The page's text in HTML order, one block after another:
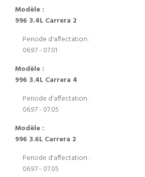
Modèle :
996 3.4L Carrera 2
Periode d'affectation :
06.97 - 07.01
Modèle :
996 3.4L Carrera 4
Periode d'affectation :
06.97 - 07.05
Modèle :
996 3.6L Carrera 2
Periode d'affectation :
06.97 - 07.05